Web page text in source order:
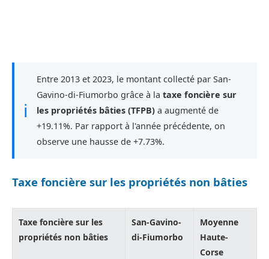
ℹ
Entre 2013 et 2023, le montant collecté par San-
Gavino-di-Fiumorbo grâce à la taxe foncière sur
les propriétés bâties (TFPB) a augmenté de
+19.11%. Par rapport à l'année précédente, on
observe une hausse de +7.73%.
Taxe foncière sur les propriétés non bâties
Taxe foncière sur les
propriétés non bâties
San-Gavino-
di-Fiumorbo
Moyenne
Haute-
Corse